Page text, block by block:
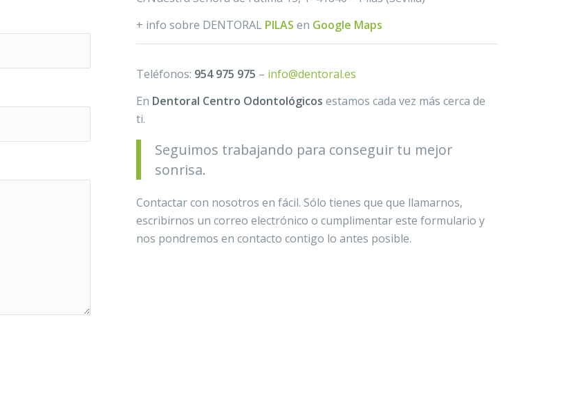
+ info sobre DENTORAL PILAS en Google Maps
Teléfonos: 954 975 975 – info@dentoral.es
En Dentoral Centro Odontológicosestamos cada vez más cerca de
ti.
Seguimos trabajando para conseguir tu mejor
sonrisa.
Contactar con nosotros en fácil. Sólo tienes que que llamarnos,
escribirnos un correo electrónico o cumplimentar este formulario y
nos pondremos en contacto contigo lo antes posible.